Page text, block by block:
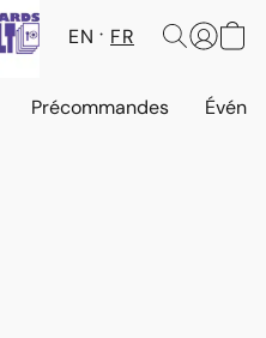
EN FR
Précommandes